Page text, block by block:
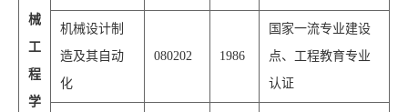
械
工
程
学
机械设计制
造及其自动
化
080202 1986
国家一流专业建设
点、工程教育专业
认证